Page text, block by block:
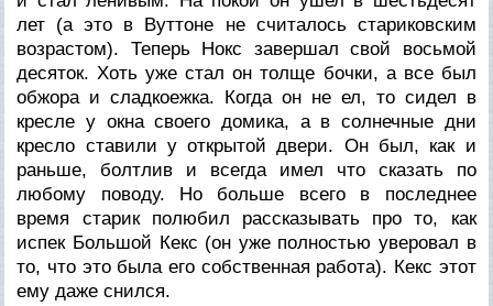
лет (а это в Вуттоне не считалось стариковским
возрастом). Теперь Нокс завершал свой восьмой
десяток. Хоть уже стал он толще бочки, а все был
обжора и сладкоежка. Когда он не ел, то сидел в
кресле у окна своего домика, а в солнечные дни
кресло ставили у открытой двери. Он был, как и
раньше, болтлив и всегда имел что сказать по
любому поводу. Но больше всего в последнее
время старик полюбил рассказывать про то, как
испек Большой Кекс (он уже полностью уверовал в
то, что это была его собственная работа). Кекс этот
ему даже снился.